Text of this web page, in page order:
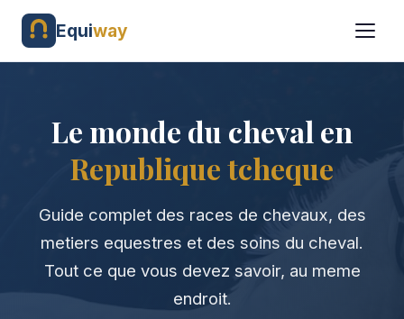
Equiway
Le monde du cheval en
Republique tcheque
Guide complet des races de chevaux, des
metiers equestres et des soins du cheval.
Tout ce que vous devez savoir, au meme
endroit.